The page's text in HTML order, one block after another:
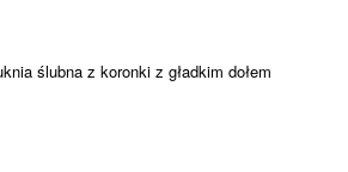
ślubna z koronki z gładkim dołem